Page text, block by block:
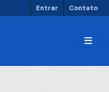
Entrar Contato